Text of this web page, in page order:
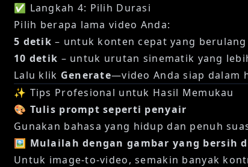
✅ Langkah 4: Pilih Durasi
Pilih berapa lama video Anda:
5 detik – untuk konten cepat yang berulang
10 detik – untuk urutan sinematik yang
Lalu klik Generate—video Anda siap dalam
✨ Tips Profesional untuk Hasil Memukau
🎨 Tulis prompt seperti penyair
Gunakan bahasa yang hidup dan penuh
🖼 Mulailah dengan gambar yang bersih
Untuk image-to-video, semakin banyak